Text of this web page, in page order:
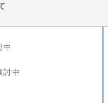
中
討中